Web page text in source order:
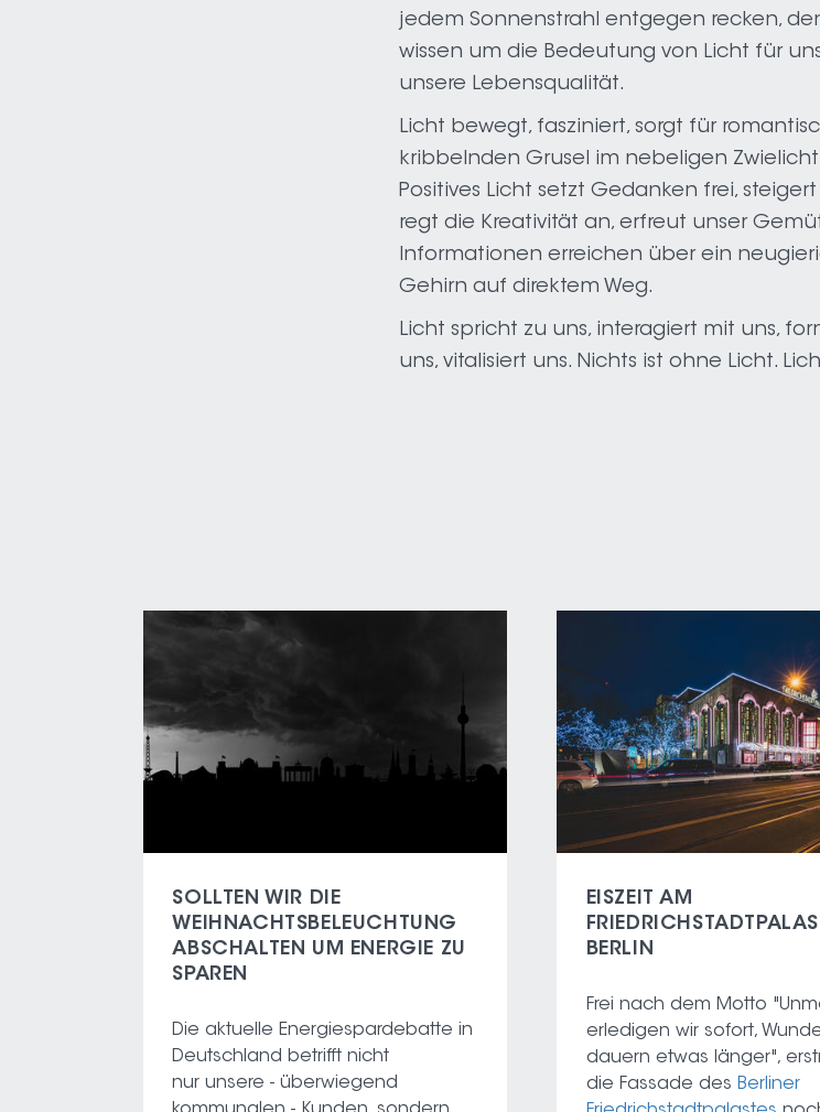
jedem Sonnenstrahl entgegen recken,
wissen um die Bedeutung von Licht für
unsere Lebensqualität.
Licht bewegt, fasziniert, sorgt für
kribbelnden Grusel im nebeligen
Positives Licht setzt Gedanken frei,
regt die Kreativität an, erfreut unser
Informationen erreichen über ein
Gehirn auf direktem Weg.
Licht spricht zu uns, interagiert mit uns,
uns, vitalisiert uns. Nichts ist ohne Licht.
SOLLTEN WIR DIE
WEIHNACHTSBELEUCHTUNG
ABSCHALTEN UM ENERGIE ZU
SPAREN
Die aktuelle Energiespardebatte in
Deutschland betrifft nicht
nur unsere - überwiegend
EISZEIT AM
BERLIN
Frei nach dem Motto
erledigen wir sofort,
dauern etwas länger",
die Fassade des Berliner